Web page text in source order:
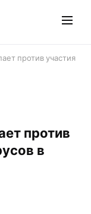
против участия
против
в